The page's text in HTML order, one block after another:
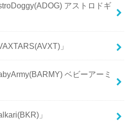
アストロドギ
」
ベビーアーミ
」